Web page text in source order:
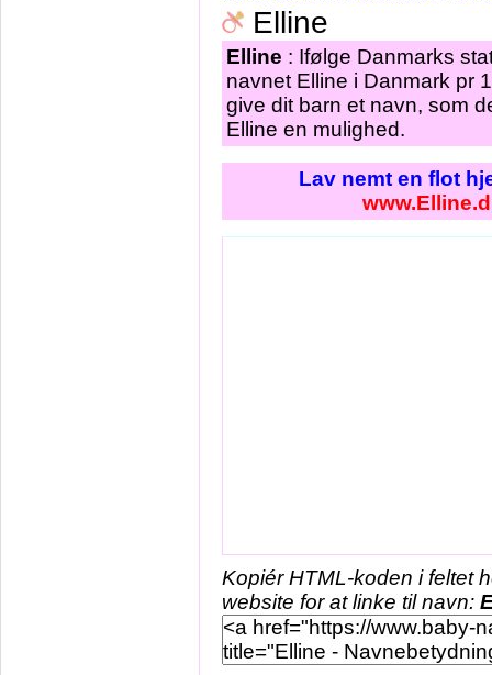
Elline
Elline : Ifølge Danmarks
navnet Elline i Danmark pr
give dit barn et navn, som
Elline en mulighed.
Lav nemt en flot
Kopiér HTML-koden i feltet
website for at linke til navn: